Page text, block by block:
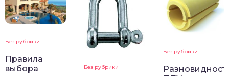
Без рубрики
Правила
выбора
Без рубрики
Без рубрики